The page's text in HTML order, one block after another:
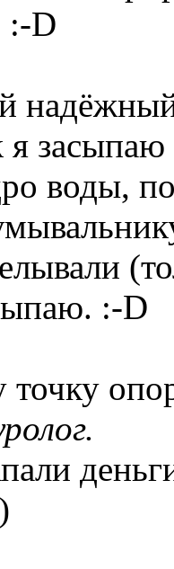
:-D
я
воды,
:-D
точку